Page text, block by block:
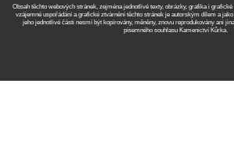
Obsah těchto webových stránek, zejména jednotlivé texty, obrázky, grafika i
vzájemné uspořádání a grafické ztvárnění těchto stránek je autorským dílem a
jeho jednotlivé části nesmí být kopírovány, měněny, znovu reprodukovány ani
písemného souhlasu Kamenictví Kůrka.